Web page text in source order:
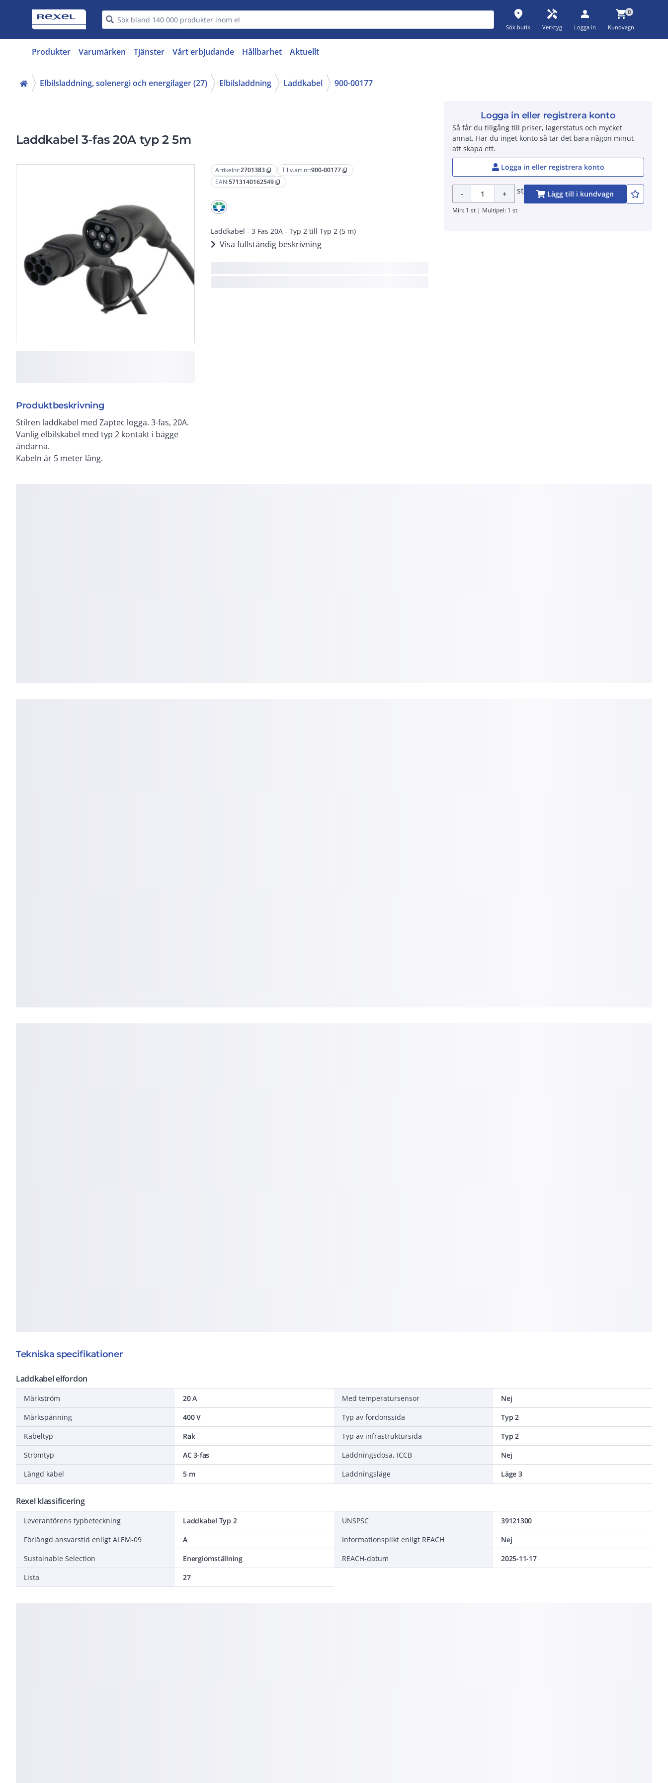
place
Sök butik
handyman
Verktyg
person
Logga in
shopping_cart0
Kundvagn
Produkter Varumärken Tjänster Vårt erbjudande Hållbarhet Aktuellt
Elbilsladdning, solenergi och energilager (27) Elbilsladdning Laddkabel 900-00177
Laddkabel 3-fas 20A typ 2 5m
Artikelnr:2701383 content_copy Tillv.art.nr:900-00177 content_copy
EAN:5713140162549 content_copy
Laddkabel - 3 Fas 20A - Typ 2 till Typ 2 (5 m)
Visa fullständig beskrivning
Produktbeskrivning
Stilren laddkabel med Zaptec logga. 3-fas, 20A.
Vanlig elbilskabel med typ 2 kontakt i bägge
ändarna.
Kabeln är 5 meter lång.
Logga in eller registrera konto
Så får du tillgång till priser, lagerstatus och mycket
annat. Har du inget konto så tar det bara någon minut
att skapa ett.
Logga in eller registrera konto
- + st Lägg till i kundvagn
Min: 1 st | Multipel: 1 st
Tekniska specifikationer
Laddkabel elfordon
Märkström
20 A
Märkspänning
400 V
Kabeltyp
Rak
Strömtyp
AC 3-fas
Längd kabel
5 m
Med temperatursensor
Nej
Typ av fordonssida
Typ 2
Typ av infrastruktursida
Typ 2
Laddningsdosa, ICCB
Nej
Laddningsläge
Läge 3
Rexel klassificering
Leverantörens typbeteckning
Laddkabel Typ 2
Förlängd ansvarstid enligt ALEM-09
A
Sustainable Selection
Energiomställning
Lista
27
UNSPSC
39121300
Informationsplikt enligt REACH
Nej
REACH-datum
2025-11-17